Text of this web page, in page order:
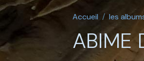
Accueil les
ABIME